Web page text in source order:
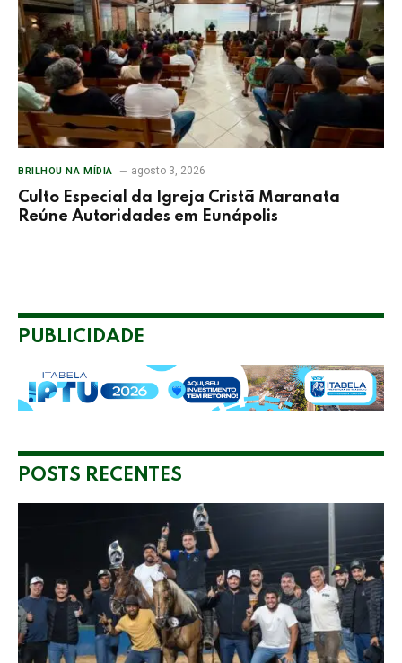
BRILHOU NA MÍDIA agosto 3, 2026
Culto Especial da Igreja Cristã Maranata
Reúne Autoridades em Eunápolis
PUBLICIDADE
POSTS RECENTES